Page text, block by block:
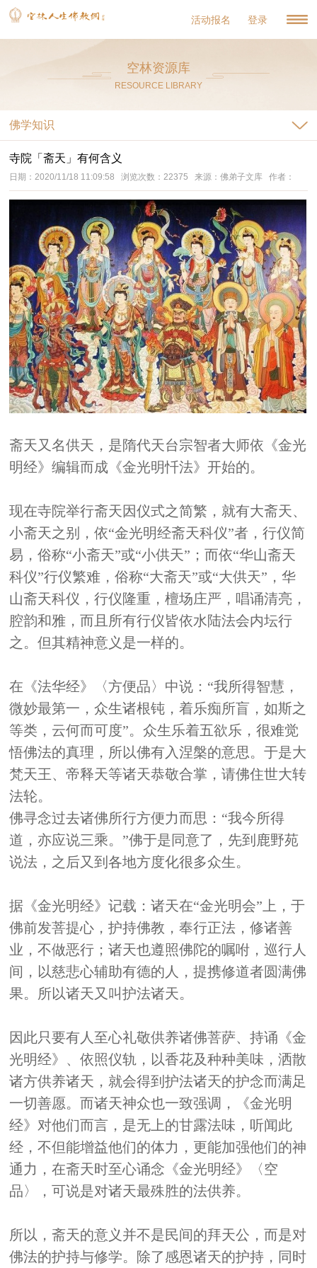
活动报名 登录
空林资源库
RESOURCE LIBRARY
佛学知识
寺院「斋天」有何含义
日期：2020/11/18 11:09:58 浏览次数：22375 来源：佛弟子文库 作者：
斋天又名供天，是隋代天台宗智者大师依《金光
明经》编辑而成《金光明忏法》开始的。
现在寺院举行斋天因仪式之简繁，就有大斋天、
小斋天之别，依“金光明经斋天科仪”者，行仪简
易，俗称“小斋天”或“小供天”；而依“华山斋天
科仪”行仪繁难，俗称“大斋天”或“大供天”，华
山斋天科仪，行仪隆重，檀场庄严，唱诵清亮，
腔韵和雅，而且所有行仪皆依水陆法会内坛行
之。但其精神意义是一样的。
在《法华经》〈方便品〉中说：“我所得智慧，
微妙最第一，众生诸根钝，着乐痴所盲，如斯之
等类，云何而可度”。众生乐着五欲乐，很难觉
悟佛法的真理，所以佛有入涅槃的意思。于是大
梵天王、帝释天等诸天恭敬合掌，请佛住世大转
法轮。
佛寻念过去诸佛所行方便力而思：“我今所得
道，亦应说三乘。”佛于是同意了，先到鹿野苑
说法，之后又到各地方度化很多众生。
据《金光明经》记载：诸天在“金光明会”上，于
佛前发菩提心，护持佛教，奉行正法，修诸善
业，不做恶行；诸天也遵照佛陀的嘱咐，巡行人
间，以慈悲心辅助有德的人，提携修道者圆满佛
果。所以诸天又叫护法诸天。
因此只要有人至心礼敬供养诸佛菩萨、持诵《金
光明经》、依照仪轨，以香花及种种美味，洒散
诸方供养诸天，就会得到护法诸天的护念而满足
一切善愿。而诸天神众也一致强调，《金光明
经》对他们而言，是无上的甘露法味，听闻此
经，不但能增益他们的体力，更能加强他们的神
通力，在斋天时至心诵念《金光明经》〈空
品〉，可说是对诸天最殊胜的法供养。
所以，斋天的意义并不是民间的拜天公，而是对
佛法的护持与修学。除了感恩诸天的护持，同时